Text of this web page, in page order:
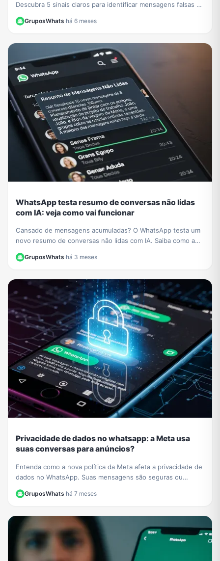
Descubra 5 sinais claros para identificar mensagens falsas e
GruposWhats·há 6 meses
WhatsApp testa resumo de conversas não lidas
com IA: veja como vai funcionar
Cansado de mensagens acumuladas? O WhatsApp testa um
novo resumo de conversas não lidas com IA. Saiba como a
função vai organizar seus chats e economizar seu tempo.
GruposWhats·há 3 meses
Privacidade de dados no whatsapp: a Meta usa
suas conversas para anúncios?
Entenda como a nova política da Meta afeta a privacidade de
dados no WhatsApp. Suas mensagens são seguras ou
GruposWhats·há 7 meses